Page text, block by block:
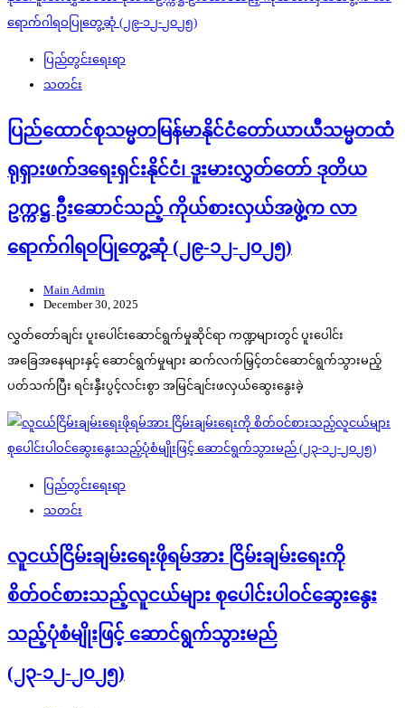
ပြည်တွင်းရေးရာ
သတင်း
ပြည်ထောင်စုသမ္မတမြန်မာနိုင်ငံတော်ယာယီသမ္မတထံ
ရုရှားဖက်ဒရေးရှင်းနိုင်ငံ၊ ဒူးမားလွှတ်တော် ဒုတိယ
ဥက္ကဋ္ဌ ဦးဆောင်သည့် ကိုယ်စားလှယ်အဖွဲ့က လာ
ရောက်ဂါရဝပြုတွေ့ဆုံ (၂၉-၁၂-၂၀၂၅)
Main Admin
December 30, 2025
လွှတ်တော်ချင်း ပူးပေါင်းဆောင်ရွက်မှုဆိုင်ရာ ကဏ္ဍများတွင် ပူးပေါင်း
အခြေအနေများနှင့် ဆောင်ရွက်မှုများ ဆက်လက်မြှင့်တင်ဆောင်ရွက်သွားမည့်
ပတ်သက်ပြီး ရင်းနှီးပွင့်လင်းစွာ အမြင်ချင်းဖလှယ်ဆွေးနွေးခဲ့
ပြည်တွင်းရေးရာ
သတင်း
လူငယ်ငြိမ်းချမ်းရေးဖိုရမ်အား ငြိမ်းချမ်းရေးကို
စိတ်ဝင်စားသည့်လူငယ်များ စုပေါင်းပါဝင်ဆွေးနွေး
သည့်ပုံစံမျိုးဖြင့် ဆောင်ရွက်သွားမည်
(၂၃-၁၂-၂၀၂၅)